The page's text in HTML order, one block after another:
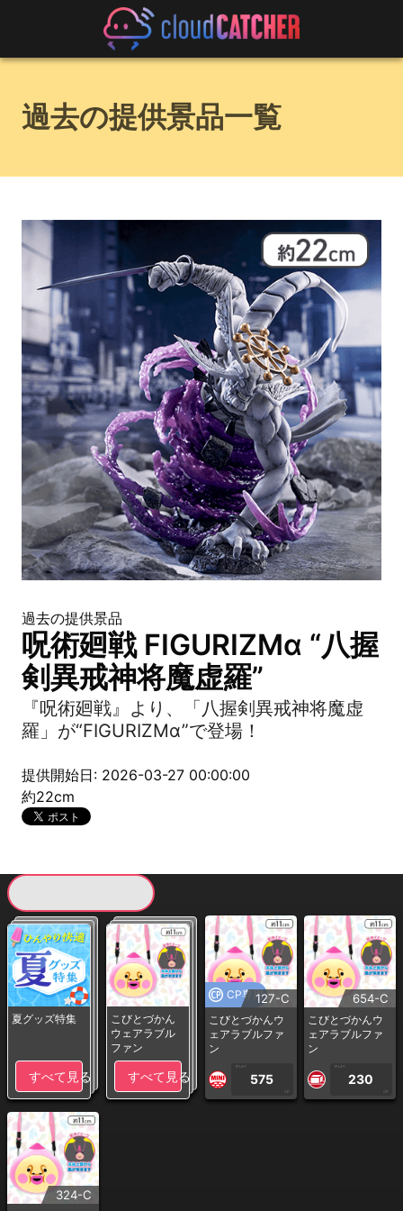
過去の提供景品一覧
過去の提供景品
呪術廻戦 FIGURIZMα “八握
剣異戒神将魔虚羅”
『呪術廻戦』より、「八握剣異戒神将魔虚
羅」が“FIGURIZMα”で登場！
提供開始日: 2026-03-27 00:00:00
約22cm
夏グッズ特集
すべて見る
こびとづかん
ウェアラブル
ファン
すべて見る
CP専用127-C
こびとづかんウ
ェアラブルファ
ン
1PLAY
575
CP
654-C
こびとづかんウ
ェアラブルファ
ン
1PLAY
230
CP
324-C